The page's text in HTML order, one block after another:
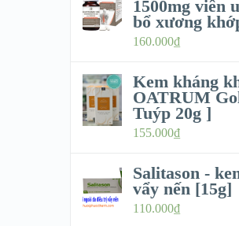
1500mg viên
bổ xương
160.000₫
Kem kháng
OATRUM
Tuýp 20g ]
155.000₫
Salitason -
vẩy nến [15g]
110.000₫